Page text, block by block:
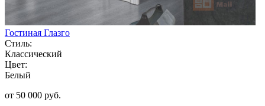
Гостиная Глазго
Стиль:
Классический
Цвет:
Белый
от 50 000 руб.